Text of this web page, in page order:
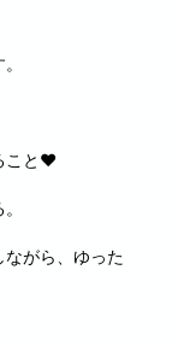
こと♥
ながら、ゆった